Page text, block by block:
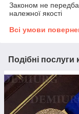
Законом не
належної якості
Всі умови
Подібні послуги